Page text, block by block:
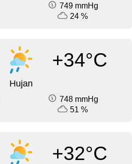
749 mmHg
24 %
+34°C
Hujan
748 mmHg
51 %
+32°C